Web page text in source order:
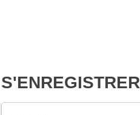
S'ENREGISTRER